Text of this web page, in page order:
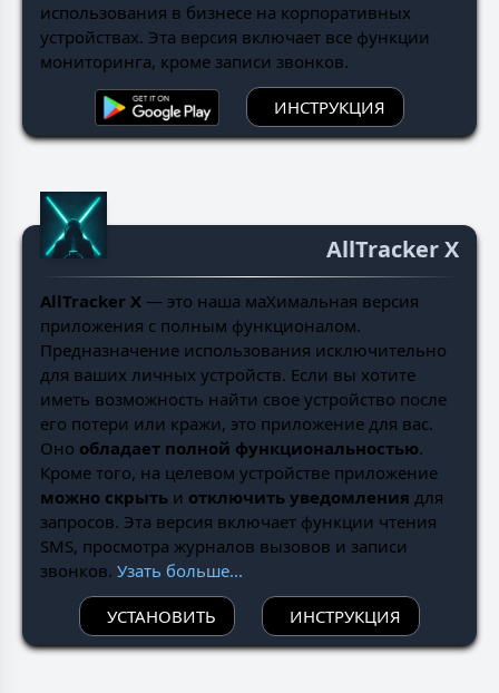
использования в бизнесе на корпоративных
устройствах. Эта версия включает все функции
мониторинга, кроме записи звонков.
ИНСТРУКЦИЯ
AllTracker X
AllTracker X — это наша маXимальная версия
приложения с полным функционалом.
Предназначение использования исключительно
для ваших личных устройств. Если вы хотите
иметь возможность найти свое устройство после
его потери или кражи, это приложение для вас.
Оно обладает полной функциональностью.
Кроме того, на целевом устройстве приложение
можно скрыть и отключить уведомления для
запросов. Эта версия включает функции чтения
SMS, просмотра журналов вызовов и записи
звонков. Узать больше...
УСТАНОВИТЬ ИНСТРУКЦИЯ